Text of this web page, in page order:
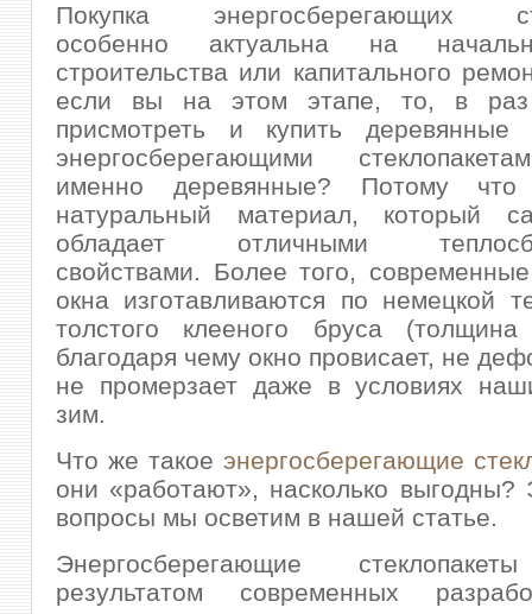
Покупка энергосберегающих
особенно актуальна на
строительства или капитального
если вы на этом этапе, то, в
присмотреть и купить деревянные
энергосберегающими
именно деревянные? Потому
натуральный материал, который
обладает отличными
свойствами. Более того,
окна изготавливаются по немецкой
толстого клееного бруса
благодаря чему окно провисает, не
не промерзает даже в условиях
зим.
Что же такое энергосберегающие
они «работают», насколько выгодны?
вопросы мы осветим в нашей статье.
Энергосберегающие
результатом современных